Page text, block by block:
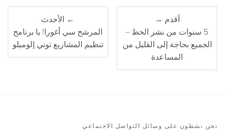
← الأحدث
المرشح سي أغورا! يا برنامج
تنظيم المشاريع توني إلوميلو
أقدم →
5 سنوات من نشر الحظ –
الجميع بحاجة إلى القليل من
المساعدة
نحن نشطون على وسائل التواصل الاجتماعي